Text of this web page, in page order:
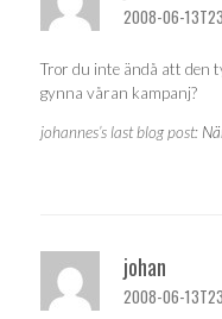
2008-06-
Tror du inte ändå att den
gynna våran kampanj?
johannes’s last blog post:
johan
2008-06-